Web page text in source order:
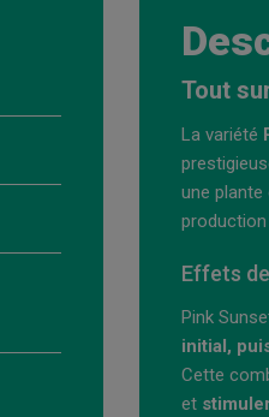
Tout
La variété
une plante
Effets
Pink
initial,
Cette
et